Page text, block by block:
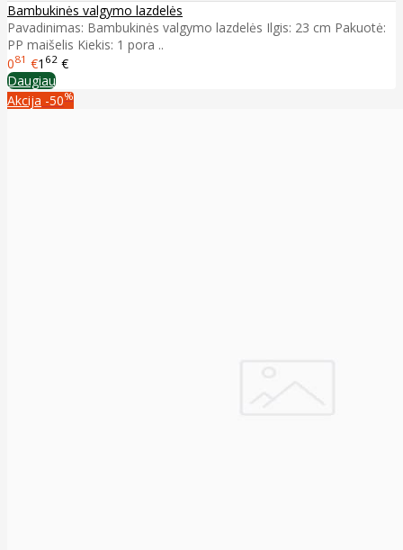
Bambukinės valgymo lazdelės
Pavadinimas: Bambukinės valgymo lazdelės Ilgis: 23 cm Pakuotė:
PP maišelis Kiekis: 1 pora ..
081 €1 62 €
Daugiau
Akcija -50%